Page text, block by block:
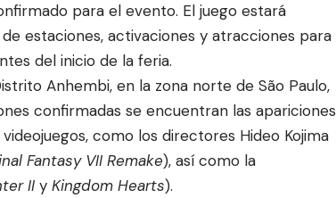
para el evento. El juego estará
estaciones, activaciones y atracciones para
del inicio de la feria.
Anhembi, en la zona norte de São Paulo,
confirmadas se encuentran las apariciones
como los directores Hideo Kojima
Fantasy VII Remake), así como la
II y Kingdom Hearts).